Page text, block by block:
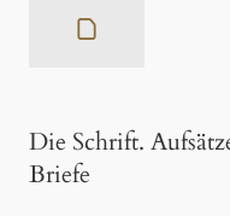
Die Schrift.
Briefe